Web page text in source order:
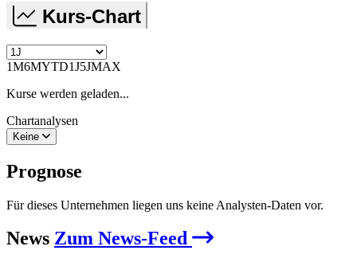
Kurs-Chart
1M6MYTD1J5JMAX
Kurse werden geladen...
Chartanalysen
Keine
Prognose
Für dieses Unternehmen liegen uns keine Analysten-Daten vor.
News Zum News-Feed